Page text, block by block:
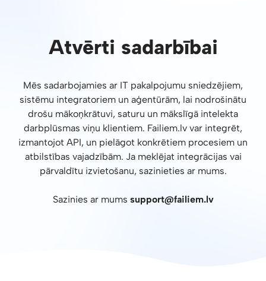
Atvērti sadarbībai
Mēs sadarbojamies ar IT pakalpojumu sniedzējiem,
sistēmu integratoriem un aģentūrām, lai nodrošinātu
drošu mākoņkrātuvi, saturu un mākslīgā intelekta
darbplūsmas viņu klientiem. Failiem.lv var integrēt,
izmantojot API, un pielāgot konkrētiem procesiem un
atbilstības vajadzībām. Ja meklējat integrācijas vai
pārvaldītu izvietošanu, sazinieties ar mums.
Sazinies ar mums support@failiem.lv